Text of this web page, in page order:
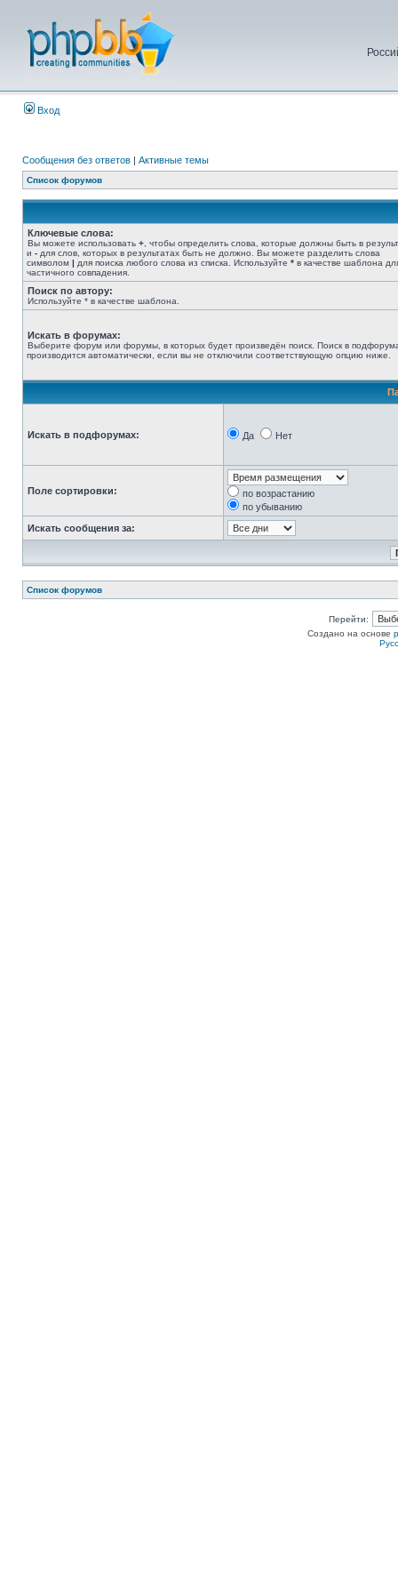
Вход
Сообщения без ответов | Активные темы
Список форумов
Ключевые слова:
Вы можете использовать + , чтобы определить слова, которые должны быть в
и - для слов, которых в результатах быть не должно. Вы можете разделить слова
символом | для поиска любого слова из списка. Используйте * в качестве шаблона
частичного совпадения.
Поиск по автору:
Используйте * в качестве шаблона.
Искать в форумах:
Выберите форум или форумы, в которых будет произведён поиск. Поиск в
производится автоматически, если вы не отключили соответствующую опцию ниже.
Искать в подфорумах: Да Нет
Поле сортировки:
по возрастанию
по убыванию
Искать сообщения за:
Список форумов
Перейти:
Создано на основе